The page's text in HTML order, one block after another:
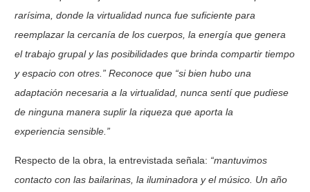
rarísima, donde la virtualidad nunca fue suficiente para
reemplazar la cercanía de los cuerpos, la energía que genera
el trabajo grupal y las posibilidades que brinda compartir tiempo
yespacio con otres.” Reconoce que “si bien hubo una
adaptación necesaria a la virtualidad, nunca sentí que pudiese
de ninguna manera suplir la riqueza que aporta la
experiencia sensible.”
Respecto de la obra, la entrevistada señala: “mantuvimos
contacto con las bailarinas, la iluminadora y el músico. Un año